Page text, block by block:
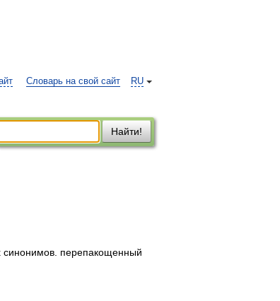
RU
Словарь на свой сайт
Найти!
синонимов. перепакощенный